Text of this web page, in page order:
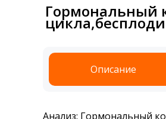
Акции
Анализы
Подготовка к анализам
Получить результаты
Налоговый вычет
Гормональный
Описание
Анализ: Гормональный